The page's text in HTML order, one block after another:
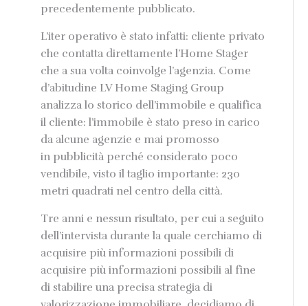
precedentemente pubblicato.
L’iter operativo è stato infatti: cliente privato
che contatta direttamente l’Home Stager
che a sua volta coinvolge l’agenzia. Come
d’abitudine LV Home Staging Group
analizza lo storico dell’immobile e qualifica
il cliente: l’immobile è stato preso in carico
da alcune agenzie e mai promosso
in pubblicità perché considerato poco
vendibile, visto il taglio importante: 230
metri quadrati nel centro della città.
Tre anni e nessun risultato, per cui a seguito
dell’intervista durante la quale cerchiamo di
acquisire più informazioni possibili di
acquisire più informazioni possibili al fine
di stabilire una precisa strategia di